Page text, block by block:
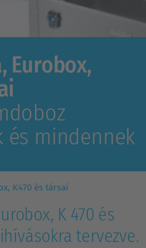
Eurobox,
és mindennek
K470 és társai
K 470 és
tervezve.